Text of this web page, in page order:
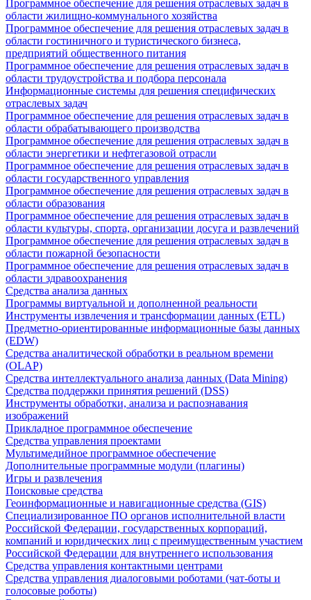
Программное обеспечение для решения отраслевых задач в
области жилищно-коммунального хозяйства
Программное обеспечение для решения отраслевых задач в
области гостиничного и туристического бизнеса,
предприятий общественного питания
Программное обеспечение для решения отраслевых задач в
области трудоустройства и подбора персонала
Информационные системы для решения специфических
отраслевых задач
Программное обеспечение для решения отраслевых задач в
области обрабатывающего производства
Программное обеспечение для решения отраслевых задач в
области энергетики и нефтегазовой отрасли
Программное обеспечение для решения отраслевых задач в
области государственного управления
Программное обеспечение для решения отраслевых задач в
области образования
Программное обеспечение для решения отраслевых задач в
области культуры, спорта, организации досуга и развлечений
Программное обеспечение для решения отраслевых задач в
области пожарной безопасности
Программное обеспечение для решения отраслевых задач в
области здравоохранения
Средства анализа данных
Программы виртуальной и дополненной реальности
Инструменты извлечения и трансформации данных (ETL)
Предметно-ориентированные информационные базы данных
(EDW)
Средства аналитической обработки в реальном времени
(OLAP)
Средства интеллектуального анализа данных (Data Mining)
Средства поддержки принятия решений (DSS)
Инструменты обработки, анализа и распознавания
изображений
Прикладное программное обеспечение
Средства управления проектами
Мультимедийное программное обеспечение
Дополнительные программные модули (плагины)
Игры и развлечения
Поисковые средства
Геоинформационные и навигационные средства (GIS)
Специализированное ПО органов исполнительной власти
Российской Федерации, государственных корпораций,
компаний и юридических лиц с преимущественным участием
Российской Федерации для внутреннего использования
Средства управления контактными центрами
Средства управления диалоговыми роботами (чат-боты и
голосовые роботы)